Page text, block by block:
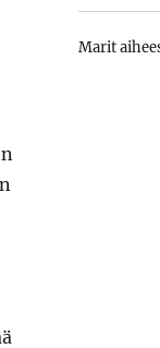
Marit